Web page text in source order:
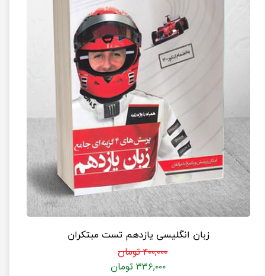
زبان انگلیسی یازدهم تست مبتکران
۴۰۰,۰۰۰ تومان
۳۳۶,۰۰۰ تومان